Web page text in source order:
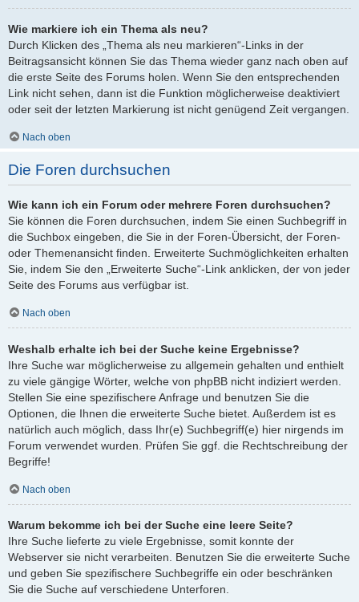
Wie markiere ich ein Thema als neu?
Durch Klicken des „Thema als neu markieren“-Links in der
Beitragsansicht können Sie das Thema wieder ganz nach oben auf
die erste Seite des Forums holen. Wenn Sie den entsprechenden
Link nicht sehen, dann ist die Funktion möglicherweise deaktiviert
oder seit der letzten Markierung ist nicht genügend Zeit vergangen.
Nach oben
Die Foren durchsuchen
Wie kann ich ein Forum oder mehrere Foren durchsuchen?
Sie können die Foren durchsuchen, indem Sie einen Suchbegriff in
die Suchbox eingeben, die Sie in der Foren-Übersicht, der Foren-
oder Themenansicht finden. Erweiterte Suchmöglichkeiten erhalten
Sie, indem Sie den „Erweiterte Suche“-Link anklicken, der von jeder
Seite des Forums aus verfügbar ist.
Nach oben
Weshalb erhalte ich bei der Suche keine Ergebnisse?
Ihre Suche war möglicherweise zu allgemein gehalten und enthielt
zu viele gängige Wörter, welche von phpBB nicht indiziert werden.
Stellen Sie eine spezifischere Anfrage und benutzen Sie die
Optionen, die Ihnen die erweiterte Suche bietet. Außerdem ist es
natürlich auch möglich, dass Ihr(e) Suchbegriff(e) hier nirgends im
Forum verwendet wurden. Prüfen Sie ggf. die Rechtschreibung der
Begriffe!
Nach oben
Warum bekomme ich bei der Suche eine leere Seite?
Ihre Suche lieferte zu viele Ergebnisse, somit konnte der
Webserver sie nicht verarbeiten. Benutzen Sie die erweiterte Suche
und geben Sie spezifischere Suchbegriffe ein oder beschränken
Sie die Suche auf verschiedene Unterforen.